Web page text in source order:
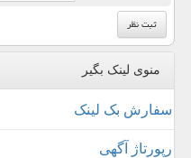
منوی لینک بگیر
سفارش بک لینک
رپورتاژ آگهی